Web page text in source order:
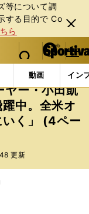
等について調
する⽬的で Co
ら
閉じ
る
web Sportiva (webスポルティーバ)
検索
マイペ
ー
ジ
メニュ
動画 イン
ツ 16歳のプロ車
ヤー・小田凱
中。全米オ
いく」 (4ペー
更新